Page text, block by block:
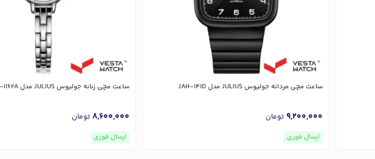
ساعت مچی مردانه جولیوس JULIUS مدل JAH-141D
9,200,000 تومان
ارسال فوری
ساعت مچی زنانه جولیوس JULIUS مدل JA-1162A
8,600,000 تومان
ارسال فوری